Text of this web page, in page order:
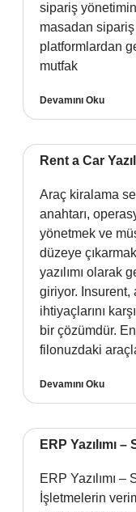
sipariş
masadan
platformlardan
mutfak
Devamını Oku
Rent a Car
Araç kiralama
anahtarı,
yönetmek ve
düzeye
yazılımı olarak
giriyor. Insurent,
ihtiyaçlarını
bir çözümdür.
filonuzdaki
Devamını Oku
ERP Yazılımı
ERP Yazılımı
İşletmelerin